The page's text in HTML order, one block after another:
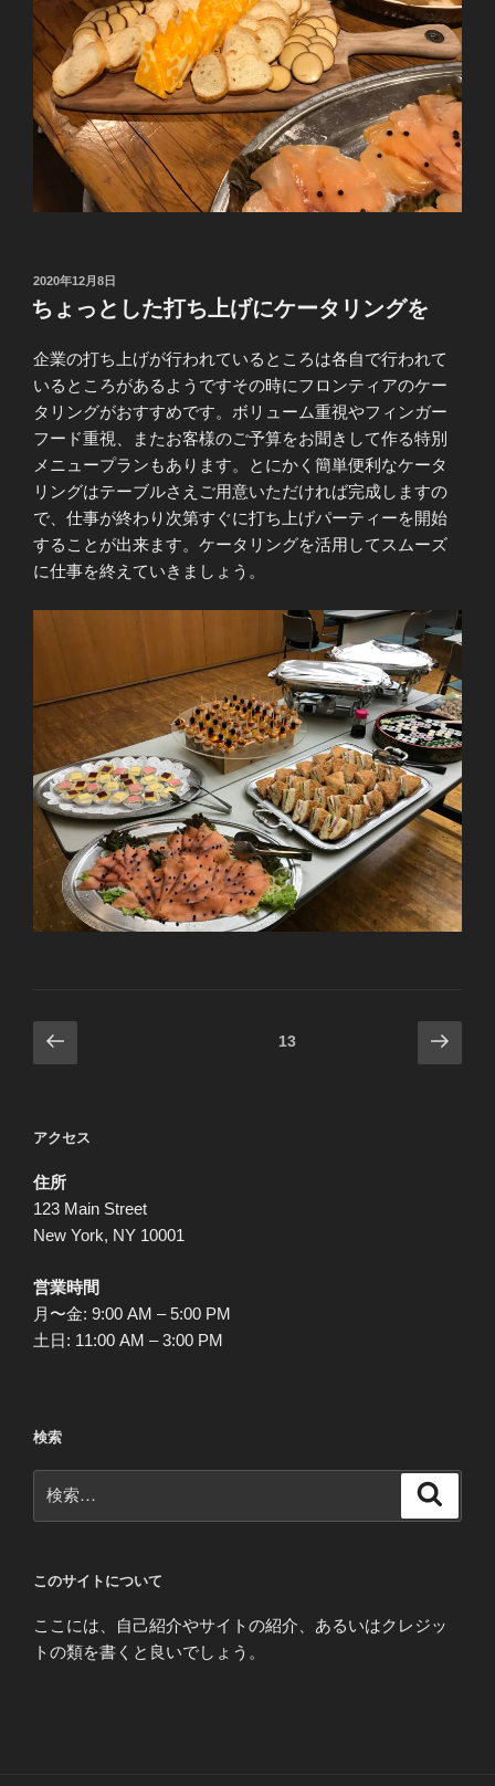
投
稿
日:
2020年12月8日
ちょっとした打ち上げにケータリングを
企業の打ち上げが行われているところは各自で行われて
いるところがあるようですその時にフロンティアのケー
タリングがおすすめです。ボリューム重視やフィンガー
フード重視、またお客様のご予算をお聞きして作る特別
メニュープランもあります。とにかく簡単便利なケータ
リングはテーブルさえご用意いただければ完成しますの
で、仕事が終わり次第すぐに打ち上げパーティーを開始
することが出来ます。ケータリングを活用してスムーズ
に仕事を終えていきましょう。
投
稿
ペ
ジ
送
前
の
ジ
13
次
の
アクセス
住所
123 Main Street
New York, NY 10001
営業時間
月〜金: 9:00 AM – 5:00 PM
土日: 11:00 AM – 3:00 PM
検索
索:
このサイトについて
ここには、自己紹介やサイトの紹介、あるいはクレジッ
トの類を書くと良いでしょう。